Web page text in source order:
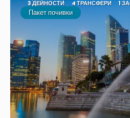
3 ДЕЙНОСТИ 4 ТРАНСФЕРИ 1
Пакет почивки